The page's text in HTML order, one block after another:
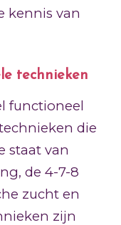
kennis van
technieken
functioneel
die
staat van
de 4-7-8
zucht en
zijn